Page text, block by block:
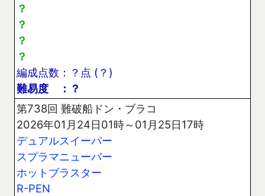
？
？
？
？
編成点数：？点 (？)
難易度 ：？
第738回 難破船ドン・ブラコ
2026年01月24日01時～01月25日17時
デュアルスイーパー
スプラマニューバー
ホットブラスター
R-PEN